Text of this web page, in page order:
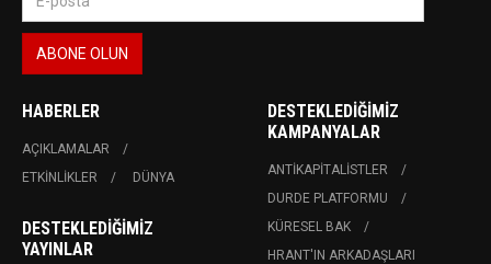
HABERLER
AÇIKLAMALAR
ETKINLIKLER
DÜNYA
DESTEKLEDIĞIMIZ
YAYINLAR
DESTEKLEDIĞIMIZ
KAMPANYALAR
ANTIKAPITALISTLER
DURDE PLATFORMU
KÜRESEL BAK
HRANT'IN ARKADAŞLARI